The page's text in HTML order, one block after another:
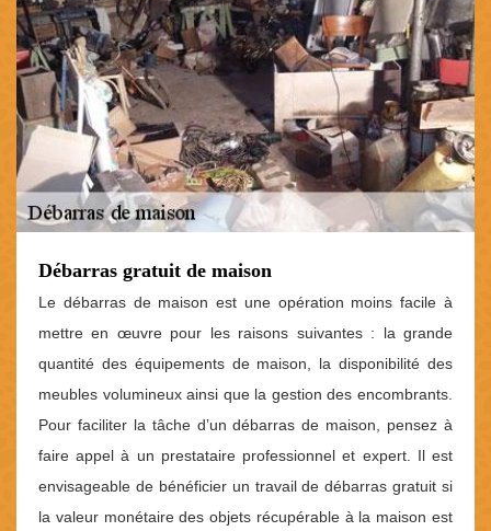
Débarras gratuit de maison
Le débarras de maison est une opération moins facile à
mettre en œuvre pour les raisons suivantes : la grande
quantité des équipements de maison, la disponibilité des
meubles volumineux ainsi que la gestion des encombrants.
Pour faciliter la tâche d’un débarras de maison, pensez à
faire appel à un prestataire professionnel et expert. Il est
envisageable de bénéficier un travail de débarras gratuit si
la valeur monétaire des objets récupérable à la maison est